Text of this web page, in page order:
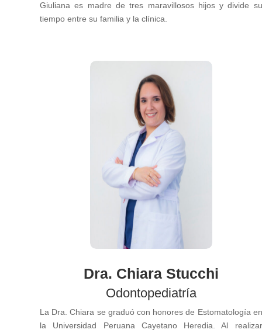
Giuliana es madre de tres maravillosos hijos y divide su
tiempo entre su familia y la clínica.
Dra. Chiara Stucchi
Odontopediatría
La Dra. Chiara se graduó con honores de Estomatología en
la Universidad Peruana Cayetano Heredia. Al realizar